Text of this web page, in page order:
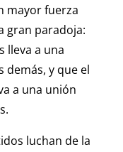
mayor fuerza
gran paradoja:
lleva a una
y que el
a una unión
luchan de la